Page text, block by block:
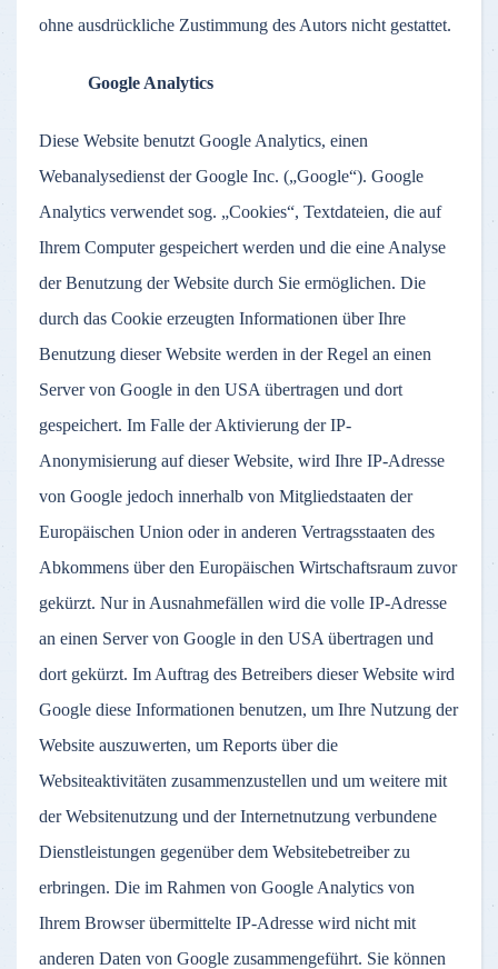
ohne ausdrückliche Zustimmung des Autors nicht gestattet.
Google Analytics
Diese Website benutzt Google Analytics, einen
Webanalysedienst der Google Inc. („Google“). Google
Analytics verwendet sog. „Cookies“, Textdateien, die auf
Ihrem Computer gespeichert werden und die eine Analyse
der Benutzung der Website durch Sie ermöglichen. Die
durch das Cookie erzeugten Informationen über Ihre
Benutzung dieser Website werden in der Regel an einen
Server von Google in den USA übertragen und dort
gespeichert. Im Falle der Aktivierung der IP-
Anonymisierung auf dieser Website, wird Ihre IP-Adresse
von Google jedoch innerhalb von Mitgliedstaaten der
Europäischen Union oder in anderen Vertragsstaaten des
Abkommens über den Europäischen Wirtschaftsraum zuvor
gekürzt. Nur in Ausnahmefällen wird die volle IP-Adresse
an einen Server von Google in den USA übertragen und
dort gekürzt. Im Auftrag des Betreibers dieser Website wird
Google diese Informationen benutzen, um Ihre Nutzung der
Website auszuwerten, um Reports über die
Websiteaktivitäten zusammenzustellen und um weitere mit
der Websitenutzung und der Internetnutzung verbundene
Dienstleistungen gegenüber dem Websitebetreiber zu
erbringen. Die im Rahmen von Google Analytics von
Ihrem Browser übermittelte IP-Adresse wird nicht mit
anderen Daten von Google zusammengeführt. Sie können